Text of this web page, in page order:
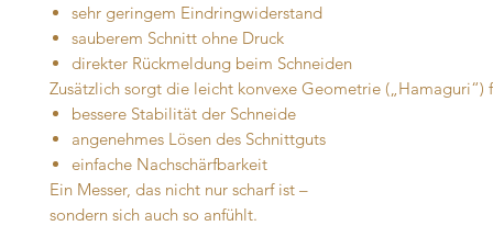
sehr geringem Eindringwiderstand
sauberem Schnitt ohne Druck
direkter Rückmeldung beim Schneiden
Zusätzlich sorgt die leicht konvexe Geometrie („Hamaguri“)
bessere Stabilität der Schneide
angenehmes Lösen des Schnittguts
einfache Nachschärfbarkeit
Ein Messer, das nicht nur scharf ist –
sondern sich auch so anfühlt.